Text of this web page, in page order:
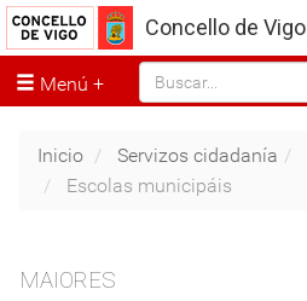
Concello de Vigo
Menú
Inicio Servizos cidadanía
Escolas municipáis
MAIORES